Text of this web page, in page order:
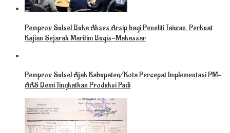
Pemprov Sulsel Buka Akses Arsip bagi Peneliti Taiwan, Perkuat
Kajian Sejarah Maritim Bugis-Makassar
Pemprov Sulsel Ajak Kabupaten/Kota Percepat Implementasi PM-
AAS Demi Tingkatkan Produksi Padi